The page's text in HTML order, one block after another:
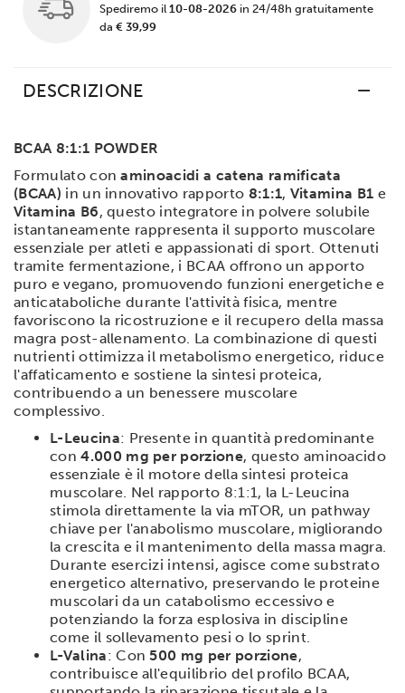
Spediremo il 10-08-2026 in 24/48h gratuitamente
da € 39,99
DESCRIZIONE
BCAA 8:1:1 POWDER
Formulato conaminoacidi a catena ramificata
(BCAA) in un innovativo rapporto 8:1:1, Vitamina B1 e
Vitamina B6, questo integratore in polvere solubile
istantaneamente rappresenta il supporto muscolare
essenziale per atleti e appassionati di sport. Ottenuti
tramite fermentazione, i BCAA offrono un apporto
puro e vegano, promuovendo funzioni energetiche e
anticataboliche durante l'attività fisica, mentre
favoriscono la ricostruzione e il recupero della massa
magra post-allenamento. La combinazione di questi
nutrienti ottimizza il metabolismo energetico, riduce
l'affaticamento e sostiene la sintesi proteica,
contribuendo a un benessere muscolare
complessivo.
L-Leucina: Presente in quantità predominante
con4.000 mg per porzione, questo aminoacido
essenziale è il motore della sintesi proteica
muscolare. Nel rapporto 8:1:1, la L-Leucina
stimola direttamente la via mTOR, un pathway
chiave per l'anabolismo muscolare, migliorando
la crescita e il mantenimento della massa magra.
Durante esercizi intensi, agisce come substrato
energetico alternativo, preservando le proteine
muscolari da un catabolismo eccessivo e
potenziando la forza esplosiva in discipline
come il sollevamento pesi o lo sprint.
L-Valina: Con500 mg per porzione,
contribuisce all'equilibrio del profilo BCAA,